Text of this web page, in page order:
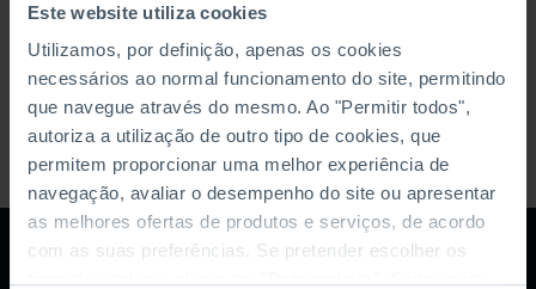
Este website utiliza cookies
Utilizamos, por definição, apenas os cookies
necessários ao normal funcionamento do site, permitindo
que navegue através do mesmo. Ao "Permitir todos",
autoriza a utilização de outro tipo de cookies, que
permitem proporcionar uma melhor experiência de
navegação, avaliar o desempenho do site ou apresentar
as melhores ofertas de produtos e serviços, de acordo
com as suas preferências. Se pretender escolher os